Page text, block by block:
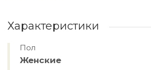
Характеристики
Пол
Женские